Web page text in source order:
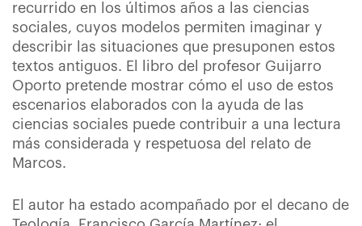
recurrido en los últimos años a las ciencias
sociales, cuyos modelos permiten imaginar y
describir las situaciones que presuponen estos
textos antiguos. El libro del profesor Guijarro
Oporto pretende mostrar cómo el uso de estos
escenarios elaborados con la ayuda de las
ciencias sociales puede contribuir a una lectura
más considerada y respetuosa del relato de
Marcos.
El autor ha estado acompañado por el decano de